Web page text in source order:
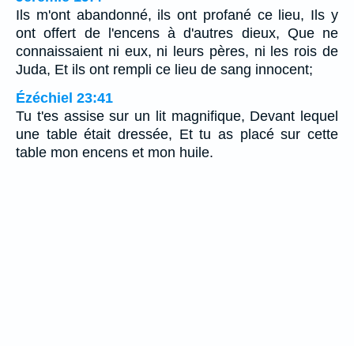
Ils m'ont abandonné, ils ont profané ce lieu, Ils y
ont offert de l'encens à d'autres dieux, Que ne
connaissaient ni eux, ni leurs pères, ni les rois de
Juda, Et ils ont rempli ce lieu de sang innocent;
Ézéchiel 23:41
Tu t'es assise sur un lit magnifique, Devant lequel
une table était dressée, Et tu as placé sur cette
table mon encens et mon huile.